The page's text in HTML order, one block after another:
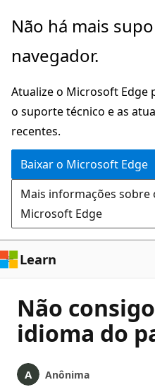
Pular
o
principal
Não há mais
navegador.
Atualize o Microsoft Edge
o suporte técnico e as
recentes.
Baixar o Microsoft Edge
Mais informações
Microsoft Edge
Learn
Não
idioma do
Anônima